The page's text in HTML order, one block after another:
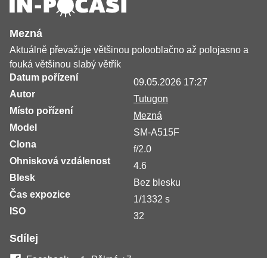
Mezná
Aktuálně převažuje většinou polooblačno až polojasno a
fouká většinou slabý větřík
Datum pořízení
09.05.2026 17:27
Autor
Tutugon
Místo pořízení
Mezná
Model
SM-A515F
Clona
f/2.0
Ohnisková vzdálenost
4.6
Blesk
Bez blesku
Čas expozice
1/1332 s
ISO
32
Sdílej